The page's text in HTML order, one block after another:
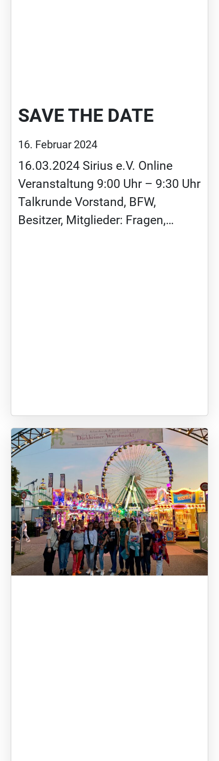
SAVE THE DATE
16. Februar 2024
16.03.2024 Sirius e.V. Online
Veranstaltung 9:00 Uhr – 9:30 Uhr
Talkrunde Vorstand, BFW,
Besitzer, Mitglieder: Fragen,